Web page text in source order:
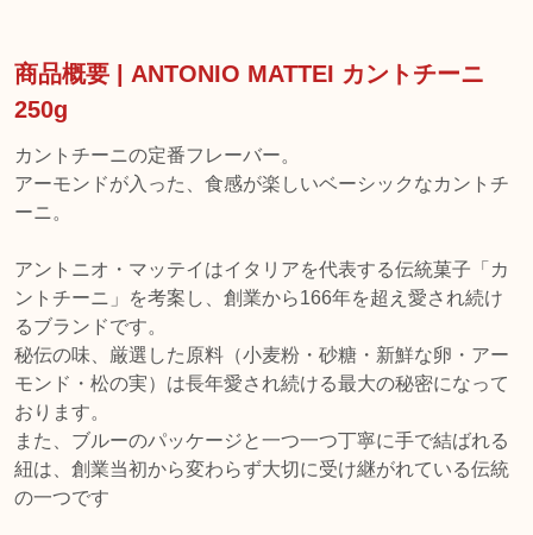
商品概要 | ANTONIO MATTEI カントチーニ
250g
カントチーニの定番フレーバー。
アーモンドが入った、食感が楽しいベーシックなカントチ
ーニ。
アントニオ・マッテイはイタリアを代表する伝統菓子「カ
ントチーニ」を考案し、創業から166年を超え愛され続け
るブランドです。
秘伝の味、厳選した原料（小麦粉・砂糖・新鮮な卵・アー
モンド・松の実）は長年愛され続ける最大の秘密になって
おります。
また、ブルーのパッケージと一つ一つ丁寧に手で結ばれる
紐は、創業当初から変わらず大切に受け継がれている伝統
の一つです